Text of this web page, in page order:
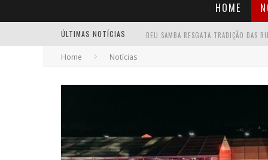
HOME
ÚLTIMAS NOTÍCIAS
Home Notícias